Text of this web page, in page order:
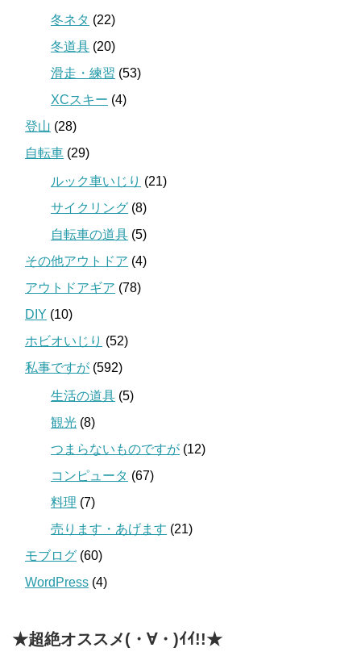
冬ネタ (22)
冬道具 (20)
滑走・練習 (53)
XCスキー (4)
登山 (28)
自転車 (29)
ルック車いじり (21)
サイクリング (8)
自転車の道具 (5)
その他アウトドア (4)
アウトドアギア (78)
DIY (10)
ホビオいじり (52)
私事ですが (592)
生活の道具 (5)
観光 (8)
つまらないものですが (12)
コンピュータ (67)
料理 (7)
売ります・あげます (21)
モブログ (60)
WordPress (4)
★超絶オススメ(・∀・)ｲｲ!!★